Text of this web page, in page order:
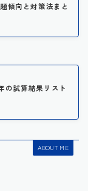
傾向と対策法まと
の試算結果リスト
ABOUT ME